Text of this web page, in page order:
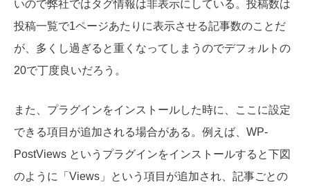
いので弊社ではタグ情報は非表示にしている。投稿数は
投稿一覧で1ページあたりに表示させる記事数のことだ
が、多くし過ぎると重くなってしまうのでデフォルトの
20で丁度良いだろう。
また、プラグインをインストールした時に、ここに設定
できる項目が追加される場合がある。例えば、WP-
PostViews というプラグインをインストールすると下図
のように「Views」という項目が追加され、記事ごとの